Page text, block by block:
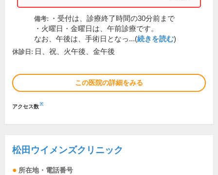
備考:
・受付は、診療終了時間の30分前まで
・火曜日・金曜日は、午前診療です。
なお、午後は、手術日となっ...(続きを読む)
休診日: 日、祝、火午後、金午後
この医院の詳細をみる
アクセス数※
松田ウイメンズクリニック
所在地・電話番号